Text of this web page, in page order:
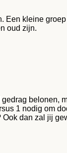
Een kleine
oud zijn.
belonen,
1 nodig om
dan zal jij